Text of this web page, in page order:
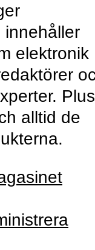
innehåller
elektronik
Plus
alltid de